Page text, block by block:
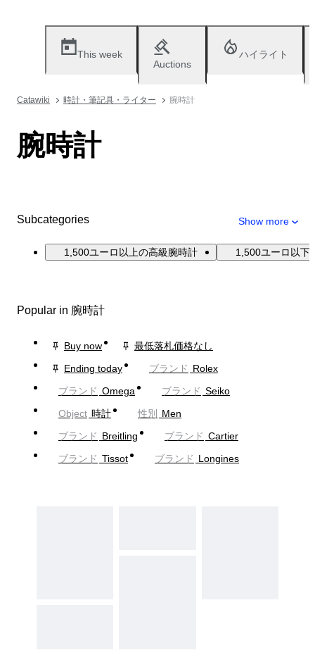
This week
Auctions
ハイライト
Catawiki 時計・筆記具・ライター 腕時計
腕時計
Subcategories Show more
1,500ユーロ以上の高級腕時計 1,500ユーロ以下
Popular in 腕時計
Buy now
最低落札価格なし
Ending today
ブランド Rolex
ブランド Omega ブランド Seiko
Object 時計 性別
Men
ブランド Breitling ブランド Cartier
ブランド Tissot ブランド Longines